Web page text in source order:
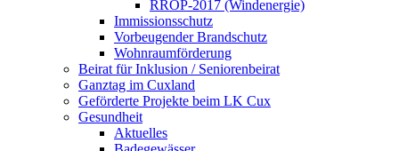
RROP-2017 (Windenergie)
Immissionsschutz
Vorbeugender Brandschutz
Wohnraumförderung
Beirat für Inklusion / Seniorenbeirat
Ganztag im Cuxland
Geförderte Projekte beim LK Cux
Gesundheit
Aktuelles